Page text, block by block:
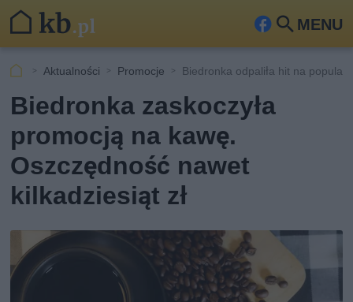
MENU
Fa
ceb
ook
Szu
kaj
Aktualności Promocje Biedronka odpaliła hit na
Biedronka zaskoczyła
promocją na kawę.
Oszczędność nawet
kilkadziesiąt zł